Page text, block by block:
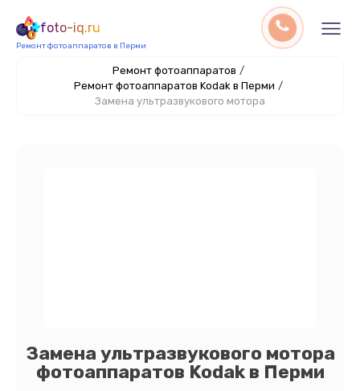
foto-iq.ru
Ремонт фотоаппаратов в Перми
Ремонт фотоаппаратов /
Ремонт фотоаппаратов Kodak в Перми /
Замена ультразвукового мотора
Замена ультразвукового мотора
фотоаппаратов Kodak в Перми